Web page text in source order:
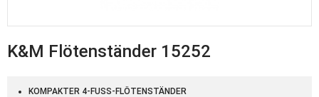
K&M Flötenständer 15252
KOMPAKTER 4-FUSS-FLÖTENSTÄNDER